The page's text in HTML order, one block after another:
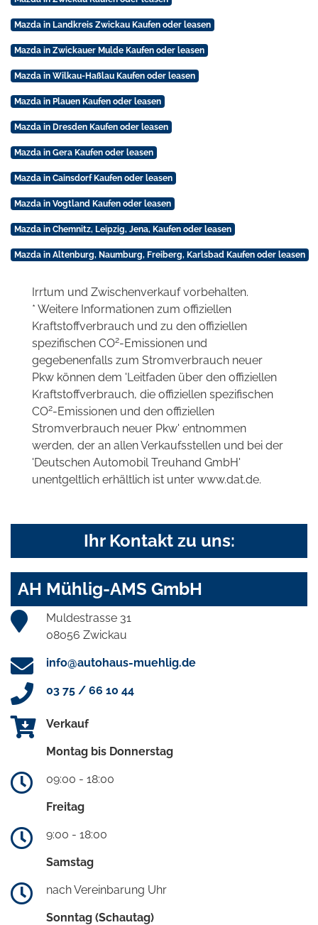
Mazda in Landkreis Zwickau Kaufen oder leasen
Mazda in Zwickauer Mulde Kaufen oder leasen
Mazda in Wilkau-Haßlau Kaufen oder leasen
Mazda in Plauen Kaufen oder leasen
Mazda in Dresden Kaufen oder leasen
Mazda in Gera Kaufen oder leasen
Mazda in Cainsdorf Kaufen oder leasen
Mazda in Vogtland Kaufen oder leasen
Mazda in Chemnitz, Leipzig, Jena, Kaufen oder leasen
Mazda in Altenburg, Naumburg, Freiberg, Karlsbad Kaufen oder leasen
Irrtum und Zwischenverkauf vorbehalten.
* Weitere Informationen zum offiziellen
Kraftstoffverbrauch und zu den offiziellen
spezifischen CO2-Emissionen und
gegebenenfalls zum Stromverbrauch neuer
Pkw können dem 'Leitfaden über den offiziellen
Kraftstoffverbrauch, die offiziellen spezifischen
CO2-Emissionen und den offiziellen
Stromverbrauch neuer Pkw' entnommen
werden, der an allen Verkaufsstellen und bei der
'Deutschen Automobil Treuhand GmbH'
unentgeltlich erhältlich ist unter www.dat.de.
Ihr Kontakt zu uns:
AH Mühlig-AMS GmbH
Muldestrasse 31
08056 Zwickau
info@autohaus-muehlig.de
03 75 / 66 10 44
Verkauf
Montag bis Donnerstag
09:00 - 18:00
Freitag
9:00 - 18:00
Samstag
nach Vereinbarung Uhr
Sonntag (Schautag)